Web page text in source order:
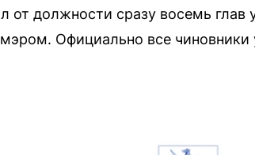
от должности сразу восемь
Официально все